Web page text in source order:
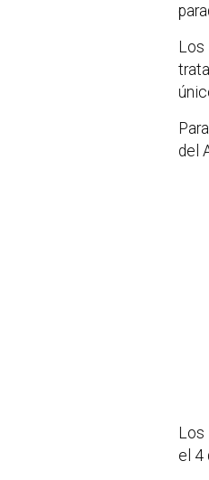
Los
del
Los
el 4